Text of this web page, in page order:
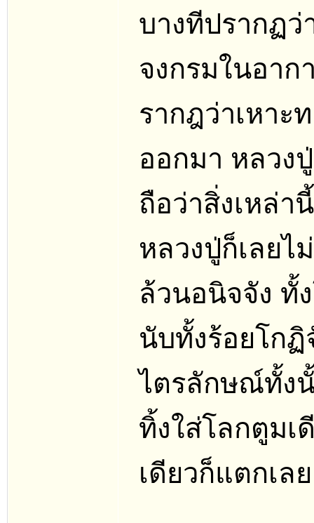
บางทีปรากฏว่
จงกรมในอา
รากฎว่าเหา
ออกมา หลวง
ถือว่าสิ่งเหล่
หลวงปู่ก็เลยไ
ล้วนอนิจจัง ทั้
นับทั้งร้อยโก
ไตรลักษณ์ทั้ง
ทิ้งใส่โลกตูมเ
เดียวก็แตกเล